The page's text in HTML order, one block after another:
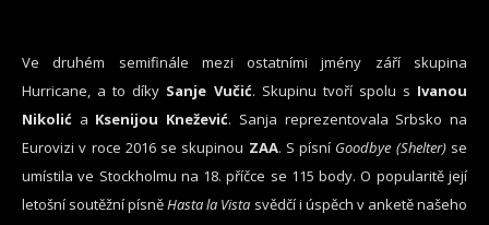
Ve druhém semifinále mezi ostatními jmény září skupina
Hurricane, a to díky Sanje Vučić. Skupinu tvoří spolu s Ivanou
Nikolić a Ksenijou Knežević. Sanja reprezentovala Srbsko na
Eurovizi v roce 2016 se skupinou ZAA. S písní Goodbye (Shelter)se
umístila ve Stockholmu na 18. příčce se 115 body. O popularitě její
letošní soutěžní písněHasta la Vista svědčí i úspěch v anketě našeho